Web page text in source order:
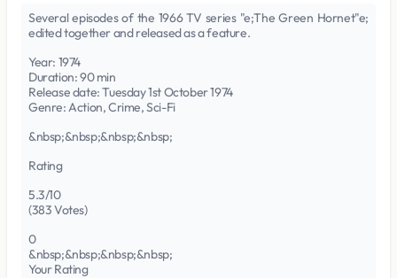
Several episodes of the 1966 TV series "e;The Green Hornet"e;
edited together and released as a feature.
Year: 1974
Duration: 90 min
Release date: Tuesday 1st October 1974
Genre: Action, Crime, Sci-Fi
&nbsp;&nbsp;&nbsp;&nbsp;
Rating
5.3/10
(383 Votes)
0
&nbsp;&nbsp;&nbsp;&nbsp;
Your Rating